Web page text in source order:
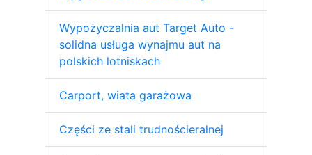
Wypożyczalnia aut Target Auto -
solidna usługa wynajmu aut na
polskich lotniskach
Carport, wiata garażowa
Części ze stali trudnościeralnej